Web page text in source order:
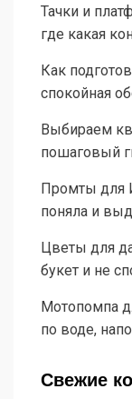
Тачки и
где какая
Как
спокойная
Выбираем
пошаговый
Промты для
поняла и
Цветы для
букет и не
Мотопомпа
по воде,
Свежие